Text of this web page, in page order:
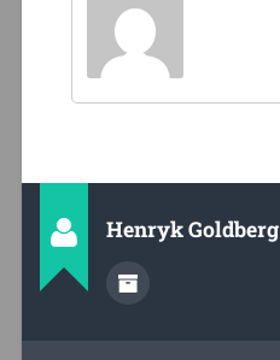
Henryk Goldberg